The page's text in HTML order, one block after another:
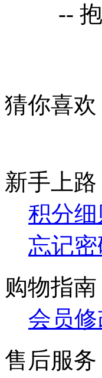
--
猜你喜欢
新手上路
积分细
忘记密
购物指南
会员
售后服务